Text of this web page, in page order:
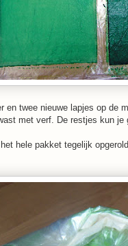
en twee nieuwe lapjes op de
met verf. De restjes kun
hele pakket tegelijk